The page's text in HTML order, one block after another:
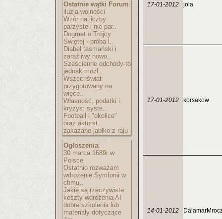
Ostatnie wątki Forum:
iluzja wolności
Wzór na liczby
parzyste i nie par..
Dogmat o Trójcy
Świętej - próba l..
Diabeł tasmański i
zaraźliwy nowo..
Sześcienne odchody-to
jednak możl..
Wszechświat
przygotowany na
więce..
Własność, podatki i
kryzys: syste..
Football i "okolice"
oraz aktorst..
zakazane jabłko z raju
Ogłoszenia:
30 marca 1689r w
Polsce
Ostatnio rozważam
wdrożenie Symfonii w
chmu..
Jakie są rzeczywiste
koszty wdrożenia AI
dobre szkolenia lub
materiały dotyczące
17-01-2012 jola
17-01-2012 korsakow
14-01-2012